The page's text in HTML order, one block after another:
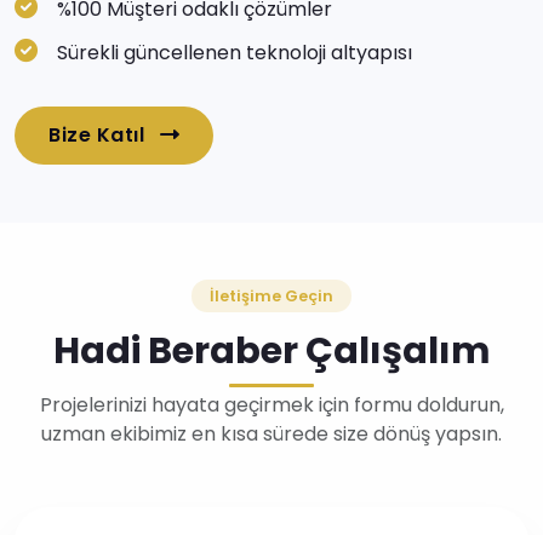
%100 Müşteri odaklı çözümler
Sürekli güncellenen teknoloji altyapısı
Bize Katıl
İletişime Geçin
Hadi Beraber Çalışalım
Projelerinizi hayata geçirmek için formu doldurun,
uzman ekibimiz en kısa sürede size dönüş yapsın.